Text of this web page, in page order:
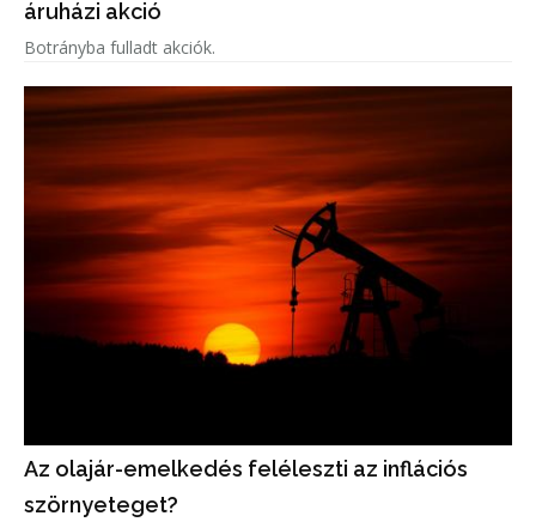
áruházi akció
Botrányba fulladt akciók.
Az olajár-emelkedés feléleszti az inflációs
szörnyeteget?